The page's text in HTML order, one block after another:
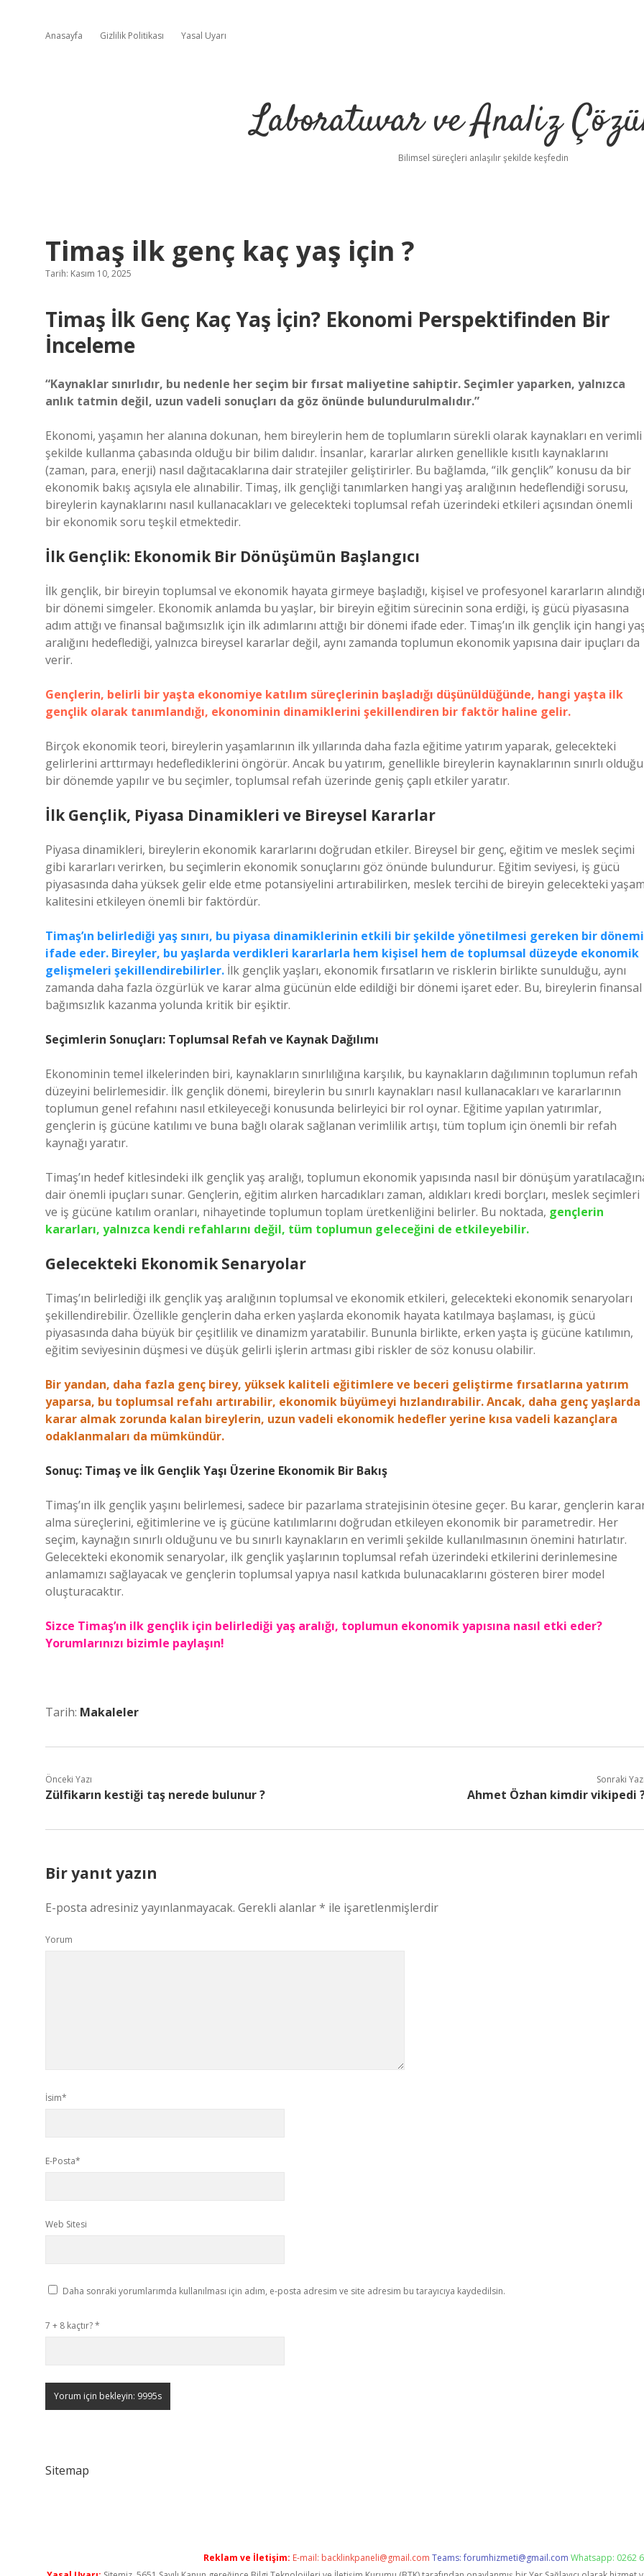
Anasayfa Gizlilik Politikası Yasal Uyarı
Laboratuvar ve Analiz
Bilimsel süreçleri anlaşılır şekilde keşfedin
Timaş ilk genç kaç yaş için ?
Tarih: Kasım 10, 2025
Timaş İlk Genç Kaç Yaş İçin? Ekonomi Perspektifinden Bir
İnceleme
“Kaynaklar sınırlıdır, bu nedenle her seçim bir fırsat maliyetine sahiptir. Seçimler yaparken, yalnızca
anlık tatmin değil, uzun vadeli sonuçları da göz önünde bulundurulmalıdır.”
Ekonomi, yaşamın her alanına dokunan, hem bireylerin hem de toplumların sürekli olarak kaynakları en verimli
şekilde kullanma çabasında olduğu bir bilim dalıdır. İnsanlar, kararlar alırken genellikle kısıtlı kaynaklarını
(zaman, para, enerji) nasıl dağıtacaklarına dair stratejiler geliştirirler. Bu bağlamda, “ilk gençlik” konusu da bir
ekonomik bakış açısıyla ele alınabilir. Timaş, ilk gençliği tanımlarken hangi yaş aralığının hedeflendiği sorusu,
bireylerin kaynaklarını nasıl kullanacakları ve gelecekteki toplumsal refah üzerindeki etkileri açısından önemli
bir ekonomik soru teşkil etmektedir.
İlk Gençlik: Ekonomik Bir Dönüşümün Başlangıcı
İlk gençlik, bir bireyin toplumsal ve ekonomik hayata girmeye başladığı, kişisel ve profesyonel kararların alındığı
bir dönemi simgeler. Ekonomik anlamda bu yaşlar, bir bireyin eğitim sürecinin sona erdiği, iş gücü piyasasına
adım attığı ve finansal bağımsızlık için ilk adımlarını attığı bir dönemi ifade eder. Timaş’ın ilk gençlik için hangi
aralığını hedeflediği, yalnızca bireysel kararlar değil, aynı zamanda toplumun ekonomik yapısına dair ipuçları da
verir.
Gençlerin, belirli bir yaşta ekonomiye katılım süreçlerinin başladığı düşünüldüğünde, hangi yaşta ilk
gençlik olarak tanımlandığı, ekonominin dinamiklerini şekillendiren bir faktör haline gelir.
Birçok ekonomik teori, bireylerin yaşamlarının ilk yıllarında daha fazla eğitime yatırım yaparak, gelecekteki
gelirlerini arttırmayı hedeflediklerini öngörür. Ancak bu yatırım, genellikle bireylerin kaynaklarının sınırlı olduğu
bir dönemde yapılır ve bu seçimler, toplumsal refah üzerinde geniş çaplı etkiler yaratır.
İlk Gençlik, Piyasa Dinamikleri ve Bireysel Kararlar
Piyasa dinamikleri, bireylerin ekonomik kararlarını doğrudan etkiler. Bireysel bir genç, eğitim ve meslek seçimi
gibi kararları verirken, bu seçimlerin ekonomik sonuçlarını göz önünde bulundurur. Eğitim seviyesi, iş gücü
piyasasında daha yüksek gelir elde etme potansiyelini artırabilirken, meslek tercihi de bireyin gelecekteki
kalitesini etkileyen önemli bir faktördür.
Timaş’ın belirlediği yaş sınırı, bu piyasa dinamiklerinin etkili bir şekilde yönetilmesi gereken bir dönemi
ifade eder. Bireyler, bu yaşlarda verdikleri kararlarla hem kişisel hem de toplumsal düzeyde ekonomik
gelişmeleri şekillendirebilirler. İlk gençlik yaşları, ekonomik fırsatların ve risklerin birlikte sunulduğu, aynı
zamanda daha fazla özgürlük ve karar alma gücünün elde edildiği bir dönemi işaret eder. Bu, bireylerin finansal
bağımsızlık kazanma yolunda kritik bir eşiktir.
Seçimlerin Sonuçları: Toplumsal Refah ve Kaynak Dağılımı
Ekonominin temel ilkelerinden biri, kaynakların sınırlılığına karşılık, bu kaynakların dağılımının toplumun refah
düzeyini belirlemesidir. İlk gençlik dönemi, bireylerin bu sınırlı kaynakları nasıl kullanacakları ve kararlarının
toplumun genel refahını nasıl etkileyeceği konusunda belirleyici bir rol oynar. Eğitime yapılan yatırımlar,
gençlerin iş gücüne katılımı ve buna bağlı olarak sağlanan verimlilik artışı, tüm toplum için önemli bir refah
kaynağı yaratır.
Timaş’ın hedef kitlesindeki ilk gençlik yaş aralığı, toplumun ekonomik yapısında nasıl bir dönüşüm
dair önemli ipuçları sunar. Gençlerin, eğitim alırken harcadıkları zaman, aldıkları kredi borçları, meslek seçimleri
ve iş gücüne katılım oranları, nihayetinde toplumun toplam üretkenliğini belirler. Bu noktada, gençlerin
kararları, yalnızca kendi refahlarını değil, tüm toplumun geleceğini de etkileyebilir.
Gelecekteki Ekonomik Senaryolar
Timaş’ın belirlediği ilk gençlik yaş aralığının toplumsal ve ekonomik etkileri, gelecekteki ekonomik senaryoları
şekillendirebilir. Özellikle gençlerin daha erken yaşlarda ekonomik hayata katılmaya başlaması, iş gücü
piyasasında daha büyük bir çeşitlilik ve dinamizm yaratabilir. Bununla birlikte, erken yaşta iş gücüne katılımın,
eğitim seviyesinin düşmesi ve düşük gelirli işlerin artması gibi riskler de söz konusu olabilir.
Bir yandan, daha fazla genç birey, yüksek kaliteli eğitimlere ve beceri geliştirme fırsatlarına yatırım
yaparsa, bu toplumsal refahı artırabilir, ekonomik büyümeyi hızlandırabilir. Ancak, daha genç yaşlarda
karar almak zorunda kalan bireylerin, uzun vadeli ekonomik hedefler yerine kısa vadeli kazançlara
odaklanmaları da mümkündür.
Sonuç: Timaş ve İlk Gençlik Yaşı Üzerine Ekonomik Bir Bakış
Timaş’ın ilk gençlik yaşını belirlemesi, sadece bir pazarlama stratejisinin ötesine geçer. Bu karar, gençlerin
alma süreçlerini, eğitimlerine ve iş gücüne katılımlarını doğrudan etkileyen ekonomik bir parametredir. Her
seçim, kaynağın sınırlı olduğunu ve bu sınırlı kaynakların en verimli şekilde kullanılmasının önemini hatırlatır.
Gelecekteki ekonomik senaryolar, ilk gençlik yaşlarının toplumsal refah üzerindeki etkilerini derinlemesine
anlamamızı sağlayacak ve gençlerin toplumsal yapıya nasıl katkıda bulunacaklarını gösteren birer model
oluşturacaktır.
Sizce Timaş’ın ilk gençlik için belirlediği yaş aralığı, toplumun ekonomik yapısına nasıl etki eder?
Yorumlarınızı bizimle paylaşın!
Tarih: Makaleler
Önceki Yazı
Zülfikarın kestiği taş nerede bulunur ?
Sonraki
Ahmet Özhan kimdir vikipedi
Bir yanıt yazın
E-posta adresiniz yayınlanmayacak. Gerekli alanlar* ile işaretlenmişlerdir
Yorum
İsim*
E-Posta*
Web Sitesi
Daha sonraki yorumlarımda kullanılması için adım, e-posta adresim ve site adresim bu tarayıcıya kaydedilsin.
7 + 8 kaçtır?*
Sitemap
Reklam ve İletişim: E-mail: backlinkpaneli@gmail.com Teams:forumhizmeti@gmail.com Whatsapp: 0262